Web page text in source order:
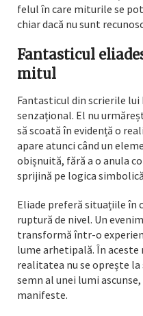
felul în care miturile se
chiar dacă nu sunt
Fantasticul
mitul
Fantasticul din scrierile
senzațional. El nu
să scoată în evidență o
apare atunci când un
obișnuită, fără a o anula
sprijină pe logica
Eliade preferă situațiile în
ruptură de nivel. Un
transformă într-o
lume arhetipală. În
realitatea nu se oprește
semn al unei lumi
manifeste.